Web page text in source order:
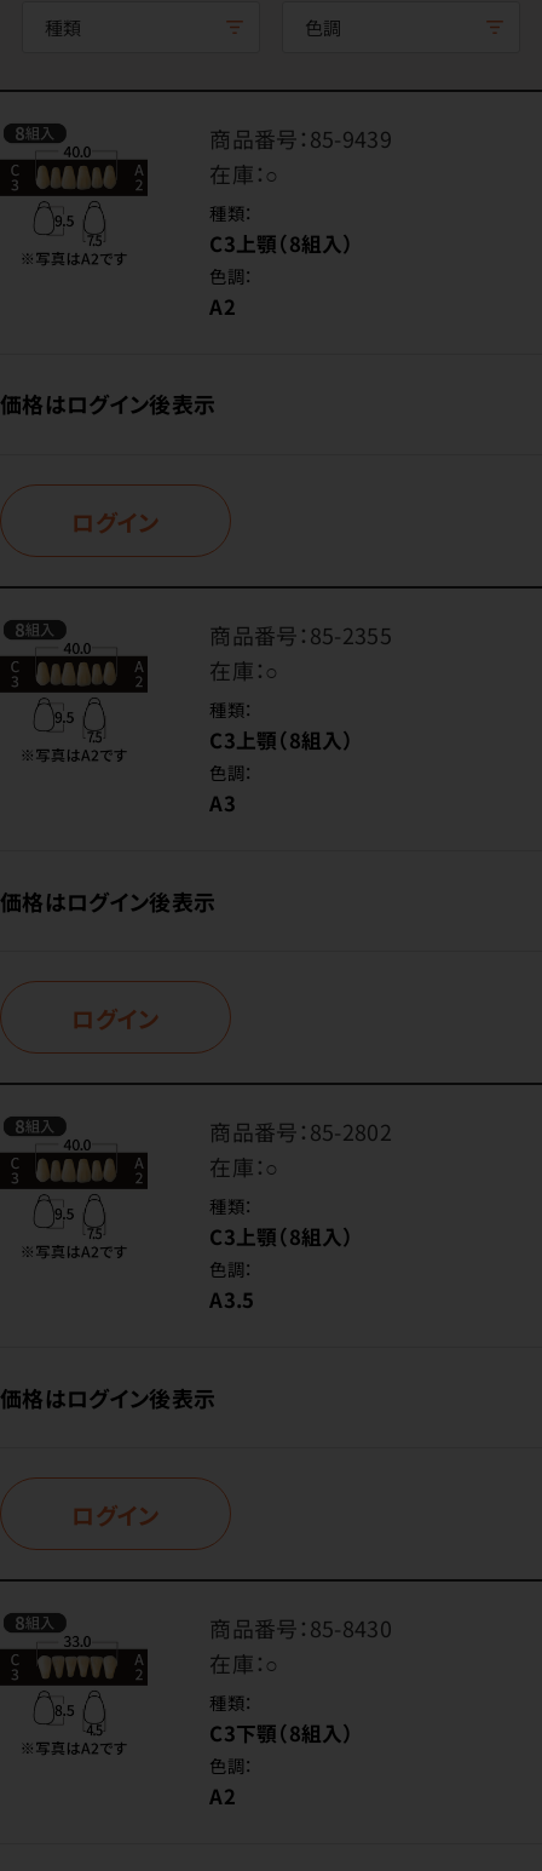
種類 色調
商品番号：85-9439
在庫：○
種類：
C3上顎（8組入）
色調：
A2
価格はログイン後表示
ログイン
商品番号：85-2355
在庫：○
種類：
C3上顎（8組入）
色調：
A3
価格はログイン後表示
ログイン
商品番号：85-2802
在庫：○
種類：
C3上顎（8組入）
色調：
A3.5
価格はログイン後表示
ログイン
商品番号：85-8430
在庫：○
種類：
C3下顎（8組入）
色調：
A2